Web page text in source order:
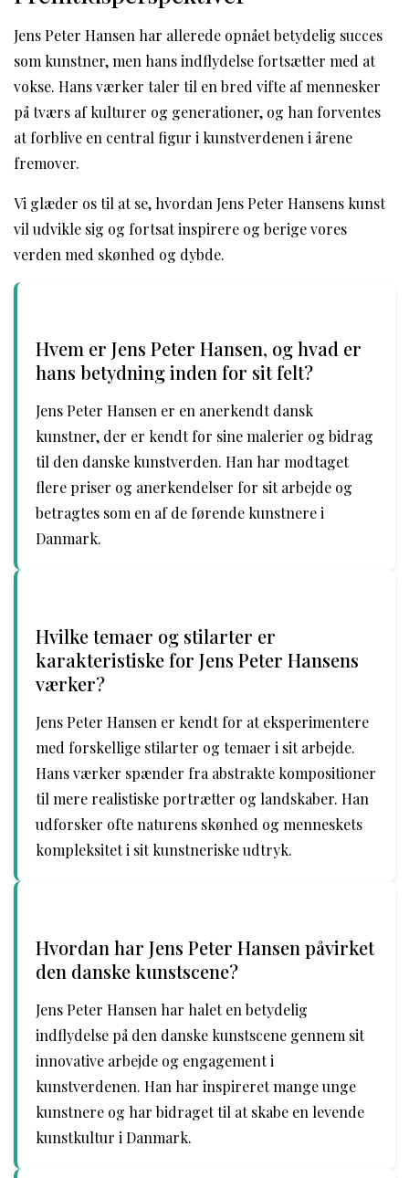
Jens Peter Hansen har allerede opnået betydelig succes
som kunstner, men hans indflydelse fortsætter med at
vokse. Hans værker taler til en bred vifte af mennesker
på tværs af kulturer og generationer, og han forventes
at forblive en central figur i kunstverdenen i årene
fremover.
Vi glæder os til at se, hvordan Jens Peter Hansens kunst
vil udvikle sig og fortsat inspirere og berige vores
verden med skønhed og dybde.
Hvem er Jens Peter Hansen, og hvad er
hans betydning inden for sit felt?
Jens Peter Hansen er en anerkendt dansk
kunstner, der er kendt for sine malerier og bidrag
til den danske kunstverden. Han har modtaget
flere priser og anerkendelser for sit arbejde og
betragtes som en af de førende kunstnere i
Danmark.
Hvilke temaer og stilarter er
karakteristiske for Jens Peter Hansens
værker?
Jens Peter Hansen er kendt for at eksperimentere
med forskellige stilarter og temaer i sit arbejde.
Hans værker spænder fra abstrakte kompositioner
til mere realistiske portrætter og landskaber. Han
udforsker ofte naturens skønhed og menneskets
kompleksitet i sit kunstneriske udtryk.
Hvordan har Jens Peter Hansen påvirket
den danske kunstscene?
Jens Peter Hansen har halet en betydelig
indflydelse på den danske kunstscene gennem sit
innovative arbejde og engagement i
kunstverdenen. Han har inspireret mange unge
kunstnere og har bidraget til at skabe en levende
kunstkultur i Danmark.